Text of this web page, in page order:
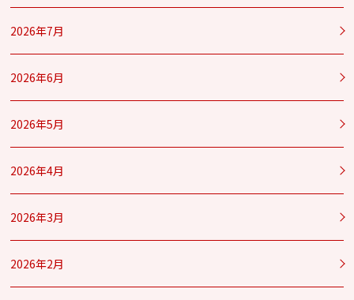
2026年7月
2026年6月
2026年5月
2026年4月
2026年3月
2026年2月